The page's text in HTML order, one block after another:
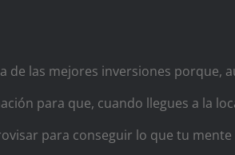
de las mejores inversiones
para que, cuando llegues a la
para conseguir lo que tu